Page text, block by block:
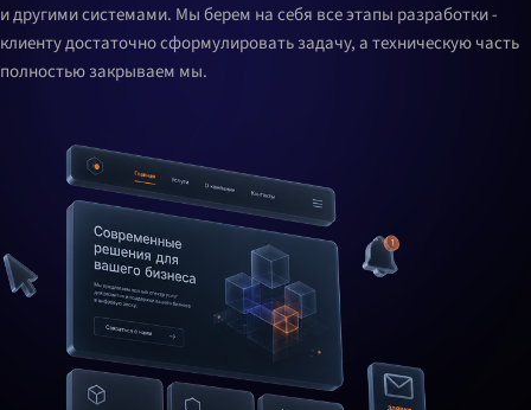
и другими системами. Мы берем на себя все этапы разработки -
клиенту достаточно сформулировать задачу, а техническую часть
полностью закрываем мы.